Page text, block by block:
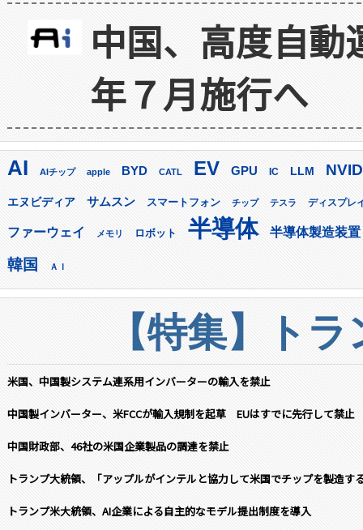
中国、高度自
年７月施行へ
AI AIチップ apple BYD CATL EV GPU IC LLM
エヌビディア サムスン スマートフォン チップ テスラ ディスプレ
ファーウェイ メモリ ロボット 半導体 半導体製造装置
韓国 ＡＩ
【特集】ト
米国、中国製システム連系用インバーターの輸入を禁止
中国製インバーター、米FCCが輸入規制を起草 EUはすでに先行して禁止
中国財政部、46社の米国企業製品の調達を禁止
トランプ大統領、「アップルがインテルと協力して米国でチップを製造す
トランプ米大統領、AI企業による自主的なモデル提出制度を導入